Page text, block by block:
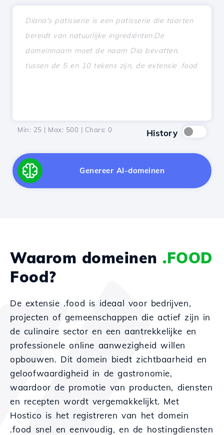
Min: 25 | Max: 500 | Chars: 0 History
Genereer AI-domeinen
Waarom domeinen .FOOD
Food?
De extensie .food is ideaal voor bedrijven,
projecten of gemeenschappen die actief zijn in
de culinaire sector en een aantrekkelijke en
professionele online aanwezigheid willen
opbouwen. Dit domein biedt zichtbaarheid en
geloofwaardigheid in de gastronomie,
waardoor de promotie van producten, diensten
en recepten wordt vergemakkelijkt. Met
Hostico is het registreren van het domein
.food snel en eenvoudig, en de hostingdiensten